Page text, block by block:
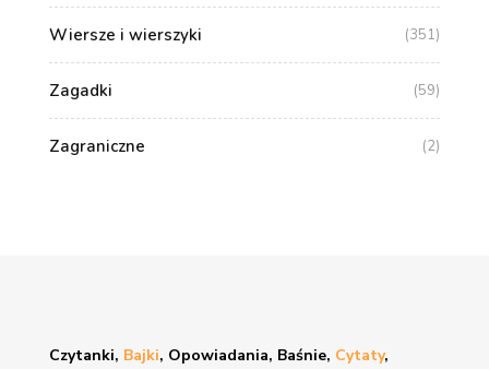
Wiersze i wierszyki (351)
Zagadki (59)
Zagraniczne (2)
Czytanki, Bajki, Opowiadania, Baśnie, Cytaty,